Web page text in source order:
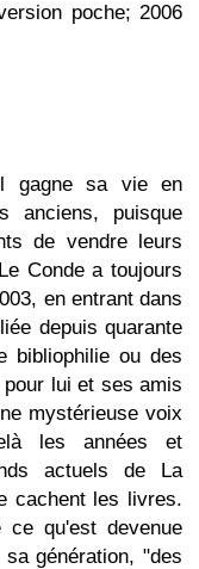
poche; 2006
gagne sa vie en
anciens, puisque
de vendre leurs
Conde a toujours
en entrant dans
depuis quarante
bibliophilie ou des
lui et ses amis
mystérieuse voix
les années et
actuels de La
cachent les livres.
ce qu'est devenue
génération, "des